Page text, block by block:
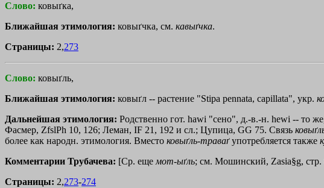
Слово: ковыґка,
Ближайшая этимология: ковыґчка, см. кавыґчка.
Страницы: 2,273
Слово: ковыґль,
Ближайшая этимология: ковыґл -- растение "Stipa реnnаtа, сарillаtа", укр.
Дальнейшая этимология: Родственно гот. hawi "сено", д.-в.-н. hewi -- то
Фасмер, ZfslPh 10, 126; Леман, IF 21, 192 и сл.; Цупица, GG 75. Связь
более как народн. этимология. Вместо ковыґль-траваґупотребляется также
Комментарии Трубачева: [Ср. еще мот-ыґль; см. Мошинский, Zasia§g, стр.
Страницы: 2,273-274